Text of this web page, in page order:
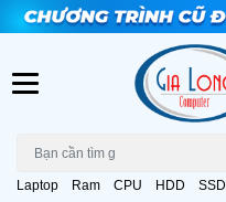
Laptop Ram CPU HDD SSD